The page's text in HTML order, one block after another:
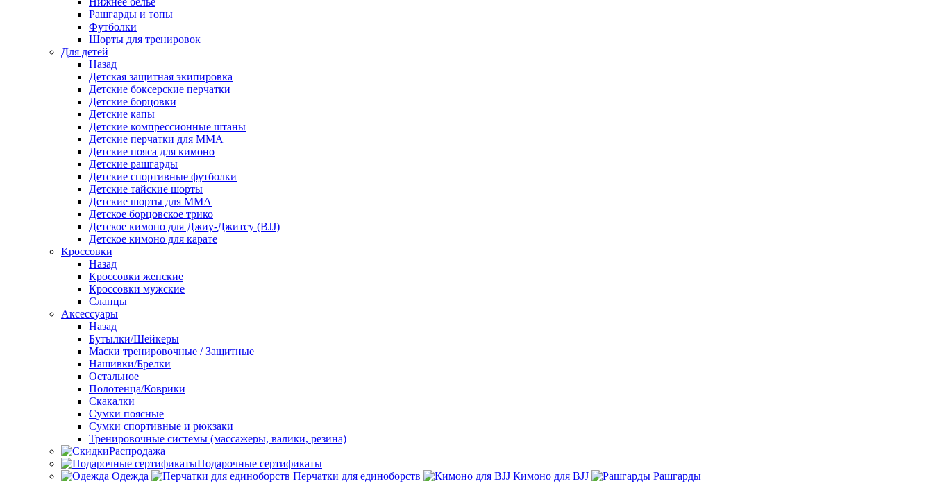
Рашгарды и топы
Футболки
Шорты для тренировок
Для детей
Назад
Детская защитная экипировка
Детские боксерские перчатки
Детские борцовки
Детские капы
Детские компрессионные штаны
Детские перчатки для ММА
Детские пояса для кимоно
Детские рашгарды
Детские спортивные футболки
Детские тайские шорты
Детские шорты для ММА
Детское борцовское трико
Детское кимоно для Джиу-Джитсу (BJJ)
Детское кимоно для карате
Кроссовки
Назад
Кроссовки женские
Кроссовки мужские
Сланцы
Аксессуары
Назад
Бутылки/Шейкеры
Маски тренировочные / Защитные
Нашивки/Брелки
Остальное
Полотенца/Коврики
Скакалки
Сумки поясные
Сумки спортивные и рюкзаки
Тренировочные системы (массажеры, валики, резина)
Распродажа
Подарочные сертификаты
Одежда
Перчатки для единоборств Кимоно для BJJ
Рашгарды